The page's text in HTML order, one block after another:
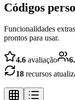
Códigos
Funcionalidades
prontos para usar.
4.6 avaliação
18 recursos